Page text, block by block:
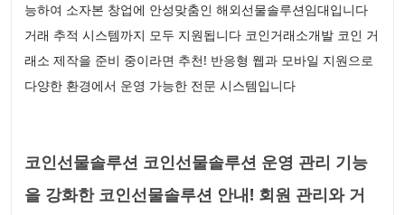
능하여 소자본 창업에 안성맞춤인 해외선물솔루션임대입니다
거래 추적 시스템까지 모두 지원됩니다 코인거래소개발 코인 거
래소 제작을 준비 중이라면 추천! 반응형 웹과 모바일 지원으로
다양한 환경에서 운영 가능한 전문 시스템입니다
코인선물솔루션 코인선물솔루션 운영 관리 기능
을 강화한 코인선물솔루션 안내! 회원 관리와 거